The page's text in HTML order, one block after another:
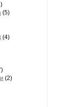
(5)
(4)
(2)